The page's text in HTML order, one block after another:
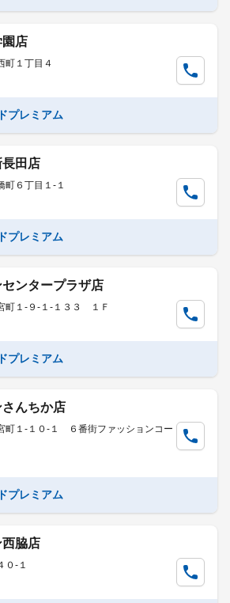
園店
町１丁目４
プレミアム
田店
町６丁目１-１
プレミアム
ンタープラザ店
町１-９-１-１３３ １Ｆ
プレミアム
んちか店
町１-１０-１ ６番街ファッションコー
プレミアム
脇店
０-１